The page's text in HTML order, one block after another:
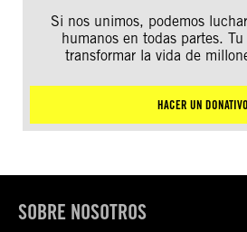
Si nos unimos, podemos
humanos en todas partes.
transformar la vida de
HACER UN DONATIVO
SOBRE NOSOTROS